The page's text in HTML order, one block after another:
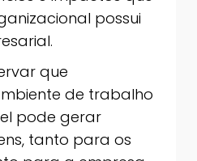
possui
que
de trabalho
pode gerar
tanto para os